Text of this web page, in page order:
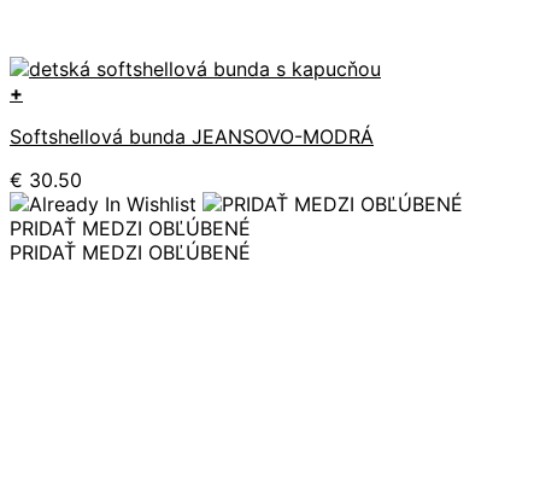
+
Softshellová bunda JEANSOVO-MODRÁ
€ 30.50
PRIDAŤ MEDZI OBĽÚBENÉ
PRIDAŤ MEDZI OBĽÚBENÉ